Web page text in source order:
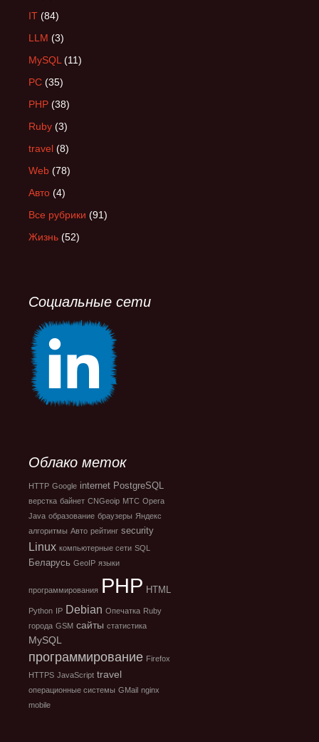
IT (84)
LLM (3)
MySQL (11)
PC (35)
PHP (38)
Ruby (3)
travel (8)
Web (78)
Авто (4)
Все рубрики (91)
Жизнь (52)
Социальные сети
Облако меток
HTTP Google internet PostgreSQL
верстка байнет CNGeoip МТС Opera
Java образование браузеры Яндекс
алгоритмы Авто рейтинг security
Linux компьютерные сети SQL
Беларусь GeoIP языки
программирования PHP HTML
Python IP Debian Опечатка Ruby
города GSM сайты статистика
MySQL
программирование Firefox
HTTPS JavaScript travel
операционные системы GMail nginx
mobile